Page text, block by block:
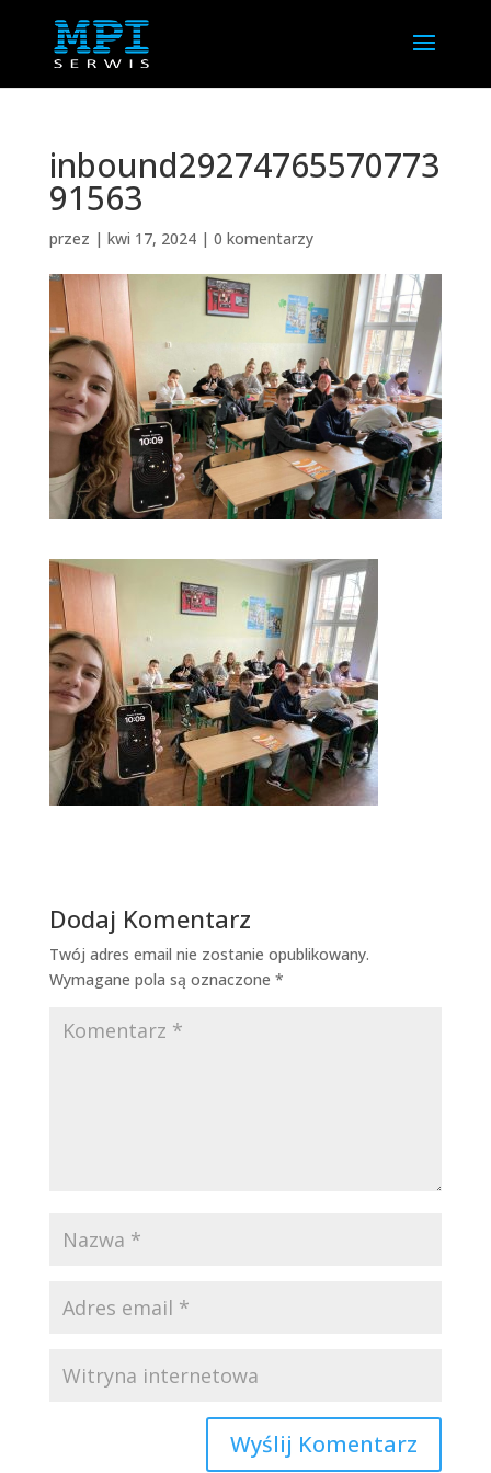
inbound29274765570773
91563
przez | kwi 17, 2024| 0 komentarzy
Dodaj Komentarz
Twój adres email nie zostanie opublikowany.
Wymagane pola są oznaczone *